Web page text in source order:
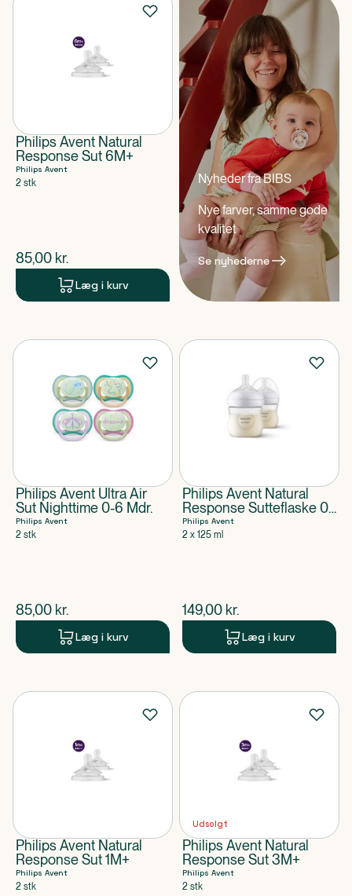
Philips Avent Natural
Response Sut 6M+
Philips Avent
2 stk
$nuværende pris
85,00 kr.
Læg i kurv
Nyheder fra BIBS
Nye farver, samme gode
kvalitet
Se nyhederne
Philips Avent Ultra Air
Sut Nighttime 0-6 Mdr.
Philips Avent
2 stk
$nuværende pris
85,00 kr.
Læg i kurv
Philips Avent Natural
Response Sutteflaske 0-
3M
Philips Avent
2 x 125 ml
$nuværende pris
149,00 kr.
Læg i kurv
Philips Avent Natural
Response Sut 1M+
Philips Avent
2 stk
Udsolgt
Philips Avent Natural
Response Sut 3M+
Philips Avent
2 stk